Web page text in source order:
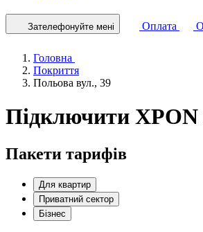
Зателефонуйте мені Оплата
Головна
Покриття
Польова вул., 39
Підключити XPON
Пакети тарифів
Для квартир
Приватний сектор
Бізнес